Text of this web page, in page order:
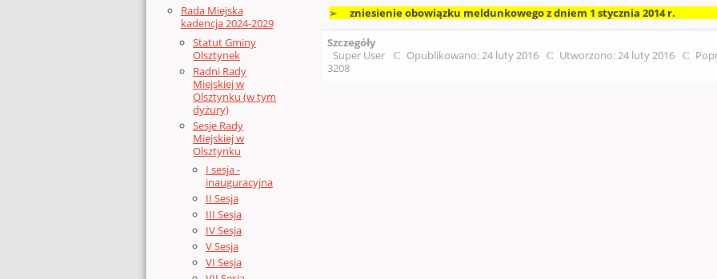
Rada Miejska
kadencja 2024-2029
Statut Gminy
Olsztynek
Radni Rady
Miejskiej w
Olsztynku (w tym
dyżury)
Sesje Rady
Miejskiej w
Olsztynku
I sesja -
inauguracyjna
II Sesja
III Sesja
IV Sesja
V Sesja
VI Sesja
➢zniesienie obowiązku meldunkowego z dniem 1 stycznia 2014 r.
Szczegóły
Super User
Opublikowano: 24 luty 2016 Utworzono: 24 luty 2016
3208